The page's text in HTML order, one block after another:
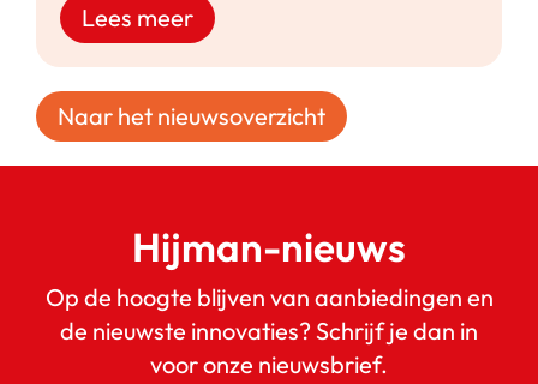
Lees meer
Naar het nieuwsoverzicht
Hijman-nieuws
Op de hoogte blijven van aanbiedingen en
de nieuwste innovaties? Schrijf je dan in
voor onze nieuwsbrief.